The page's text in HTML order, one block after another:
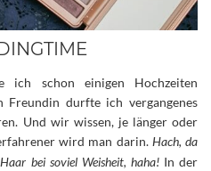
ich schon einigen Hochzeiten
Freundin durfte ich vergangenes
Und wir wissen, je länger oder
wird man darin. Hach, da
bei soviel Weisheit, haha!In der